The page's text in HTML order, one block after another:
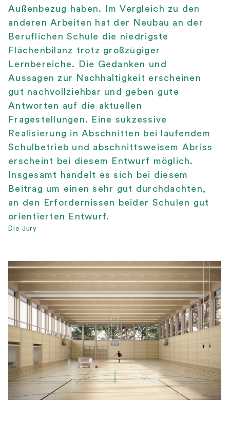
Außenbezug haben. Im Vergleich zu den
anderen Arbeiten hat der Neubau an der
Beruflichen Schule die niedrigste
Flächenbilanz trotz großzügiger
Lernbereiche. Die Gedanken und
Aussagen zur Nachhaltigkeit erscheinen
gut nachvollziehbar und geben gute
Antworten auf die aktuellen
Fragestellungen.
Eine sukzessive
Realisierung in Abschnitten bei laufendem
Schulbetrieb und abschnittsweisem Abriss
erscheint bei diesem Entwurf möglich.
Insgesamt handelt es sich bei diesem
Beitrag um einen sehr gut durchdachten,
an den Erfordernissen beider Schulen gut
orientierten Entwurf.
Die Jury